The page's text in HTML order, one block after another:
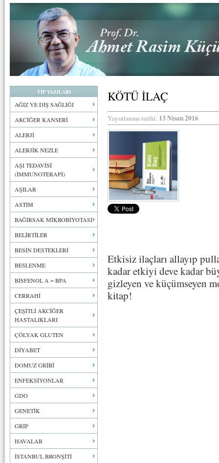
TIP YAZILARI
AĞIZ VE DİŞ SAĞLIĞI
AKCİĞER KANSERİ
ALERJİ
ALERJİK NEZLE
AŞI TEDAVİSİ
(İMMUNOTERAPİ)
AŞILAR
ASTIM
BAĞIRSAK MİKROBİYOTASI
BELİRTİLER
BESİN DESTEKLERİ
BESLENME
BİSFENOL A = BPA
CERRAHİ
ÇEŞİTLİ AKCİĞER
HASTALIKLARI
ÇÖLYAK GLUTEN
DİYABET
DOMUZ GRİBİ
ENFEKSİYONLAR
GDO
GENETİK
GRİP
HAVALAR
İSTANBUL BRONŞİTİ
KÖTÜ İLAÇ
Yayınlanma tarihi: 13 Nisan 2016
Etkisiz ilaçları allayıp
kadar etkiyi deve kadar
gizleyen ve küçümseyen
kitap!